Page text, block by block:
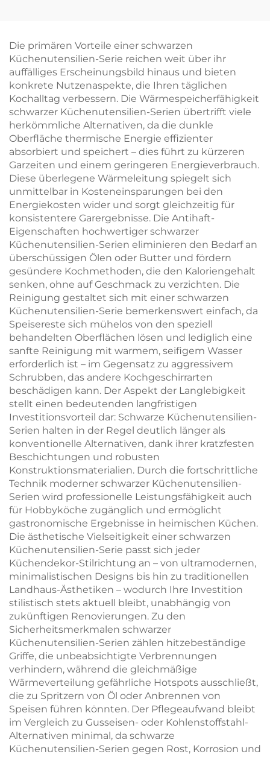
Zerkleinerer für
gegrilltes
Schweinefleisch,
Rindfleisch und
Hähnchen;
multifunktional,
langlebig und
umweltfreundlich
für schnelle
Fleischspieße
Die primären Vorteile einer schwarzen
Küchenutensilien-Serie reichen weit über ihr
auffälliges Erscheinungsbild hinaus und bieten
konkrete Nutzenaspekte, die Ihren täglichen
Kochalltag verbessern. Die Wärmespeicherfähigkeit
schwarzer Küchenutensilien-Serien übertrifft viele
herkömmliche Alternativen, da die dunkle
Oberfläche thermische Energie effizienter
absorbiert und speichert – dies führt zu kürzeren
Garzeiten und einem geringeren Energieverbrauch.
Diese überlegene Wärmeleitung spiegelt sich
unmittelbar in Kosteneinsparungen bei den
Energiekosten wider und sorgt gleichzeitig für
konsistentere Garergebnisse. Die Antihaft-
Eigenschaften hochwertiger schwarzer
Küchenutensilien-Serien eliminieren den Bedarf an
überschüssigen Ölen oder Butter und fördern
gesündere Kochmethoden, die den Kaloriengehalt
senken, ohne auf Geschmack zu verzichten. Die
Reinigung gestaltet sich mit einer schwarzen
Küchenutensilien-Serie bemerkenswert einfach, da
Speisereste sich mühelos von den speziell
behandelten Oberflächen lösen und lediglich eine
sanfte Reinigung mit warmem, seifigem Wasser
erforderlich ist – im Gegensatz zu aggressivem
Schrubben, das andere Kochgeschirrarten
beschädigen kann. Der Aspekt der Langlebigkeit
stellt einen bedeutenden langfristigen
Investitionsvorteil dar: Schwarze Küchenutensilien-
Serien halten in der Regel deutlich länger als
konventionelle Alternativen, dank ihrer kratzfesten
Beschichtungen und robusten
Konstruktionsmaterialien. Durch die fortschrittliche
Technik moderner schwarzer Küchenutensilien-
Serien wird professionelle Leistungsfähigkeit auch
für Hobbyköche zugänglich und ermöglicht
gastronomische Ergebnisse in heimischen Küchen.
Die ästhetische Vielseitigkeit einer schwarzen
Küchenutensilien-Serie passt sich jeder
Küchendekor-Stilrichtung an – von ultramodernen,
minimalistischen Designs bis hin zu traditionellen
Landhaus-Ästhetiken – wodurch Ihre Investition
stilistisch stets aktuell bleibt, unabhängig von
zukünftigen Renovierungen. Zu den
Sicherheitsmerkmalen schwarzer
Küchenutensilien-Serien zählen hitzebeständige
Griffe, die unbeabsichtigte Verbrennungen
verhindern, während die gleichmäßige
Wärmeverteilung gefährliche Hotspots ausschließt,
die zu Spritzern von Öl oder Anbrennen von
Speisen führen könnten. Der Pflegeaufwand bleibt
im Vergleich zu Gusseisen- oder Kohlenstoffstahl-
Alternativen minimal, da schwarze
Küchenutensilien-Serien gegen Rost, Korrosion und